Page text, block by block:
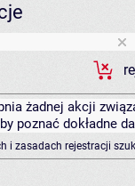
żadnej akcji
poznać dokładne
i zasadach rejestracji